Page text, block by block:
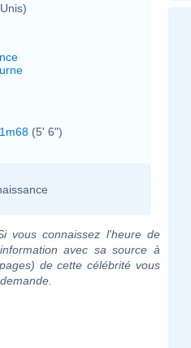
1m68 (5' 6")
vous connaissez l'heure de
avec sa source à
de cette célébrité vous